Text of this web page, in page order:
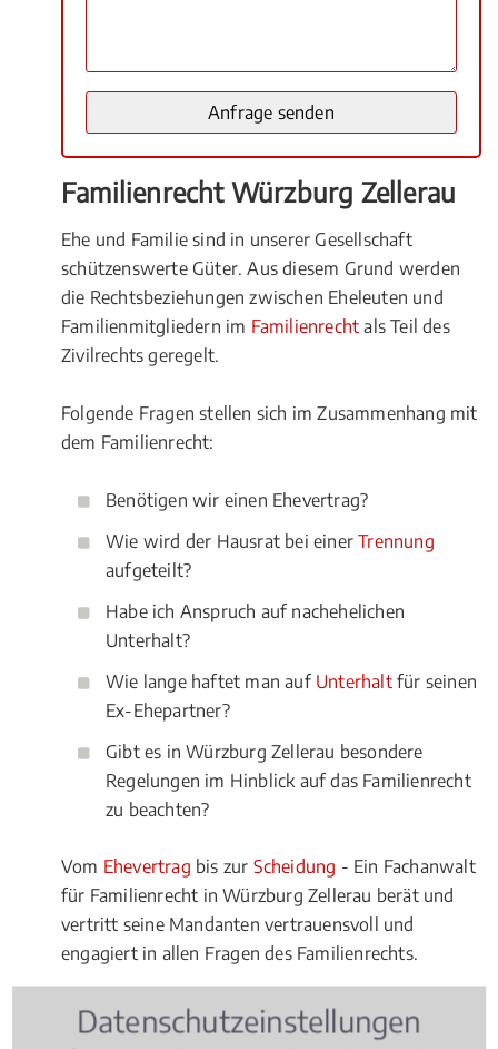
Familienrecht Würzburg Zellerau
Ehe und Familie sind in unserer Gesellschaft
schützenswerte Güter. Aus diesem Grund werden
die Rechtsbeziehungen zwischen Eheleuten und
Familienmitgliedern im Familienrecht als Teil des
Zivilrechts geregelt.
Folgende Fragen stellen sich im Zusammenhang mit
dem Familienrecht:
Benötigen wir einen Ehevertrag?
Wie wird der Hausrat bei einerTrennung
aufgeteilt?
Habe ich Anspruch auf nachehelichen
Unterhalt?
Wie lange haftet man auf Unterhaltfür seinen
Ex-Ehepartner?
Gibt es in Würzburg Zellerau besondere
Regelungen im Hinblick auf das Familienrecht
zu beachten?
Vom Ehevertrag bis zur Scheidung - Ein Fachanwalt
für Familienrecht in Würzburg Zellerau berät und
vertritt seine Mandanten vertrauensvoll und
engagiert in allen Fragen des Familienrechts.
Datenschutzeinstellungen